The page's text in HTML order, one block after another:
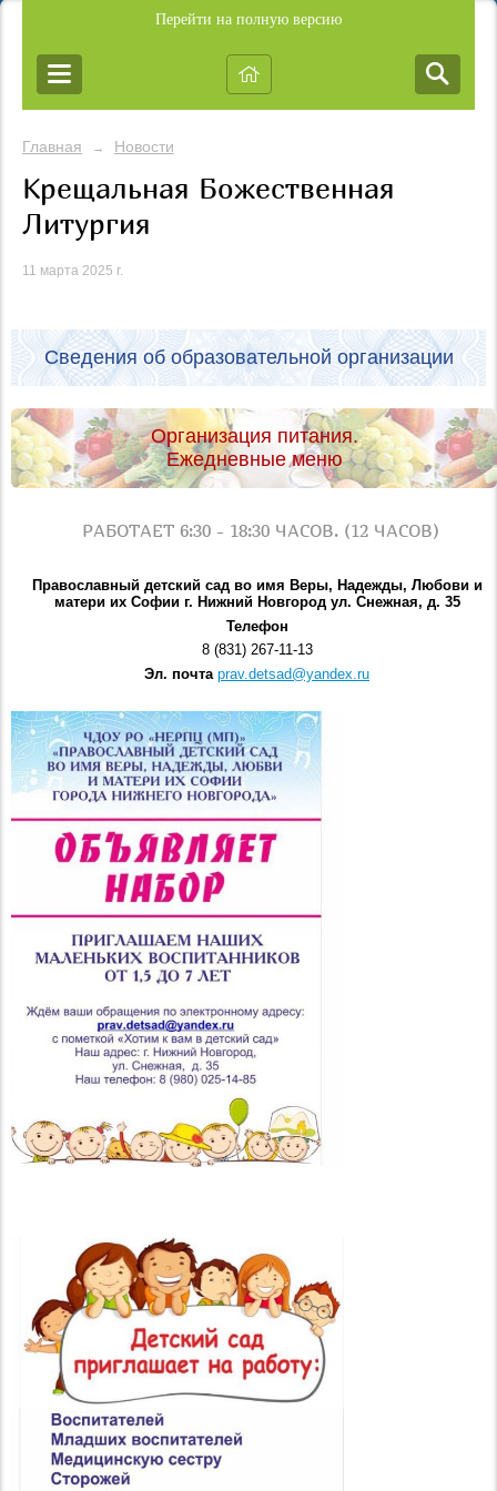
Перейти на полную версию
Главная → Новости
Крещальная Божественная
Литургия
11 марта 2025 г.
Сведения об образовательной организации
Организация питания.
Ежедневные меню
РАБОТАЕТ 6:30 - 18:30 ЧАСОВ. (12 ЧАСОВ)
Православный детский сад во имя Веры, Надежды, Любови и
матери их Софии г. Нижний Новгород ул. Снежная, д. 35
Телефон
8 (831) 267-11-13
Эл. почта prav.detsad@yandex.ru